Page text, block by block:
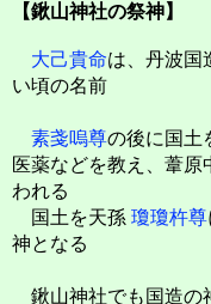
【鍬山神社の祭神】
大己貴命は、丹波国
い頃の名前
素戔嗚尊の後に国土
医薬などを教え、葦
われる
国土を天孫 瓊瓊杵尊
神となる
鍬山神社でも国造の